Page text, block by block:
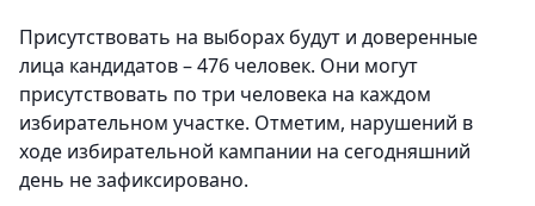
Присутствовать на выборах будут и доверенные
лица кандидатов – 476 человек. Они могут
присутствовать по три человека на каждом
избирательном участке. Отметим, нарушений в
ходе избирательной кампании на сегодняшний
день не зафиксировано.